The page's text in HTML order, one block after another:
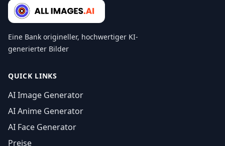
Eine Bank origineller, hochwertiger KI-
generierter Bilder
QUICK LINKS
AI Image Generator
AI Anime Generator
AI Face Generator
Preise